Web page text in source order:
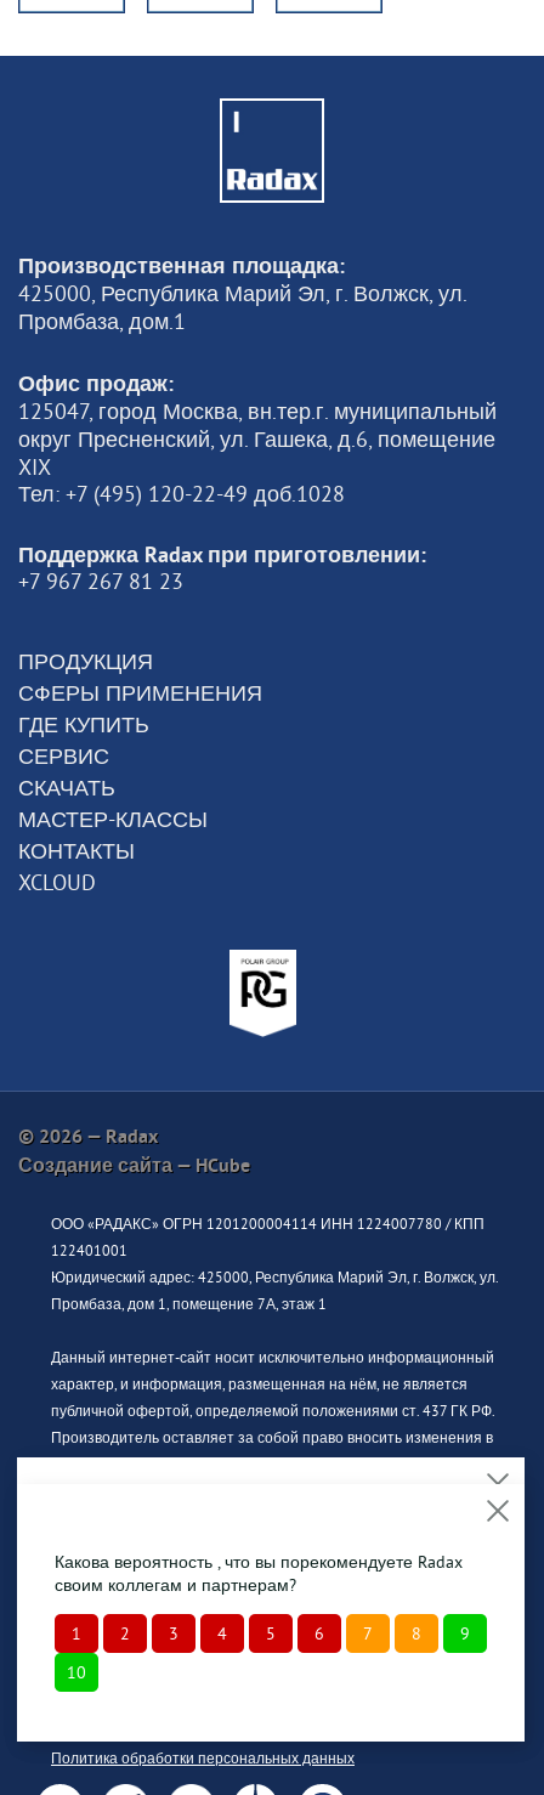
Производственная площадка:
425000, Республика Марий Эл, г. Волжск, ул.
Промбаза, дом.1
Офис продаж:
125047, город Москва, вн.тер.г. муниципальный
округ Пресненский, ул. Гашека, д.6, помещение
XIX
Тел: +7 (495) 120-22-49 доб.1028
Поддержка Radax при приготовлении:
+7 967 267 81 23
ПРОДУКЦИЯ
СФЕРЫ ПРИМЕНЕНИЯ
ГДЕ КУПИТЬ
СЕРВИС
СКАЧАТЬ
МАСТЕР-КЛАССЫ
КОНТАКТЫ
XCLOUD
© 2026 — Radax
Создание сайта —HCube
ООО «РАДАКС» ОГРН 1201200004114 ИНН 1224007780 / КПП
122401001
Юридический адрес: 425000, Республика Марий Эл, г. Волжск, ул.
Промбаза, дом 1, помещение 7А, этаж 1
Данный интернет-сайт носит исключительно информационный
характер, и информация, размещенная на нём, не является
публичной офертой, определяемой положениями ст. 437 ГК РФ.
Производитель оставляет за собой право вносить изменения в
Изображение продукции может отличаться от фактического вида.
Интерьерные иллюстрации и примеры использования
оборудования являются вариантами эксплуатации. Просим
внимательно знакомиться с техническими характеристиками
оборудования.
Политика обработки персональных данных
сделать Вашу работу максимально удобной.
Продолжая использовать сайт, Вы даете
Согласен
Какова вероятность , что вы порекомендуете Radax
своим коллегам и партнерам?
1 2 3 4 5 6 7 8
9
10